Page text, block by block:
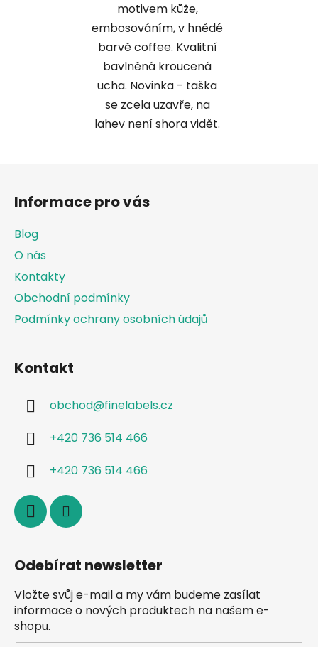
motivem kůže,
embosováním, v hnědé
barvě coffee. Kvalitní
bavlněná kroucená
ucha. Novinka - taška
se zcela uzavře, na
lahev není shora vidět.
Informace pro vás
Blog
O nás
Kontakty
Obchodní podmínky
Podmínky ochrany osobních údajů
Kontakt
obchod@finelabels.cz
+420 736 514 466
+420 736 514 466
Odebírat newsletter
Vložte svůj e-mail a my vám budeme zasílat
informace o nových produktech na našem e-
shopu.